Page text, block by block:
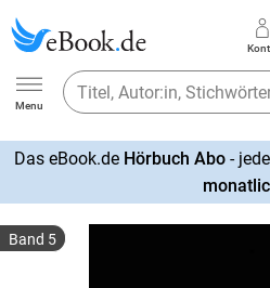
Ebook.de
Menu
Das eBook.de Hörbuch Abo-
Band 5